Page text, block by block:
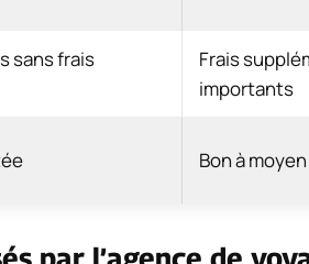
sans frais
Frais
importants
Bon à